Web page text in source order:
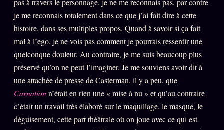
À la une
Recherche ⌕
Tous les tags
Soumettre un tip
Nous écrire
Presse
Business
pas à travers le personnage, je ne me reconnais pas, par contre
je me reconnais totalement dans ce que j’ai fait dire à cette
histoire, dans ses multiples propos. Quand à savoir si ça fait
mal à l’ego, je ne vois pas comment je pourrais ressentir une
quelconque douleur. Au contraire, je me suis beaucoup plus
préservé qu’on ne peut l’imaginer. Je me souviens avoir dit à
une attachée de presse de Casterman, il y a peu, que
Carnationn’était en rien une « mise à nu » et qu’au contraire
c’était un travail très élaboré sur le maquillage, le masque, le
déguisement, cette part théâtrale où on joue avec ce qui est